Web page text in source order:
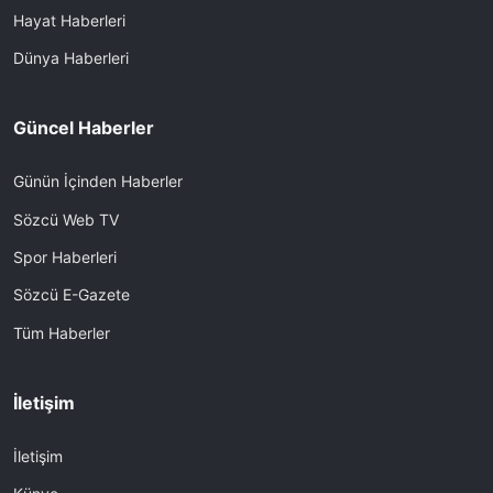
Hayat Haberleri
Dünya Haberleri
Güncel Haberler
Günün İçinden Haberler
Sözcü Web TV
Spor Haberleri
Sözcü E-Gazete
Tüm Haberler
İletişim
İletişim